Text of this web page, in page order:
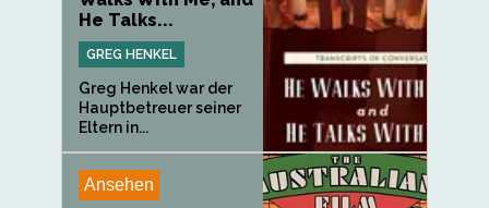
He Talks...
GREG HENKEL
Greg Henkel war der
Hauptbetreuer seiner
Eltern in...
Ansehen